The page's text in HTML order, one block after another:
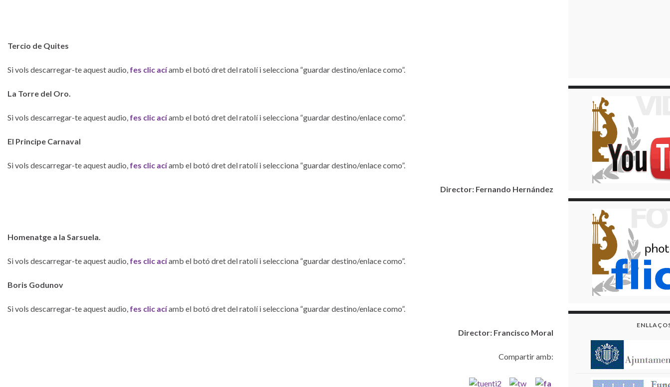
Tercio de Quites
Si vols descarregar-te aquest audio, fes clic acíamb el botó dret del ratolí i selecciona “guardar destino/enlace como”.
La Torre del Oro.
Si vols descarregar-te aquest audio, fes clic acíamb el botó dret del ratolí i selecciona “guardar destino/enlace como”.
El Principe Carnaval
Si vols descarregar-te aquest audio, fes clic acíamb el botó dret del ratolí i selecciona “guardar destino/enlace como”.
Director: Fernando Hernández
Homenatge a la Sarsuela.
Si vols descarregar-te aquest audio, fes clic acíamb el botó dret del ratolí i selecciona “guardar destino/enlace como”.
Boris Godunov
Si vols descarregar-te aquest audio, fes clic acíamb el botó dret del ratolí i selecciona “guardar destino/enlace como”.
Director: Francisco Moral
Compartir amb: